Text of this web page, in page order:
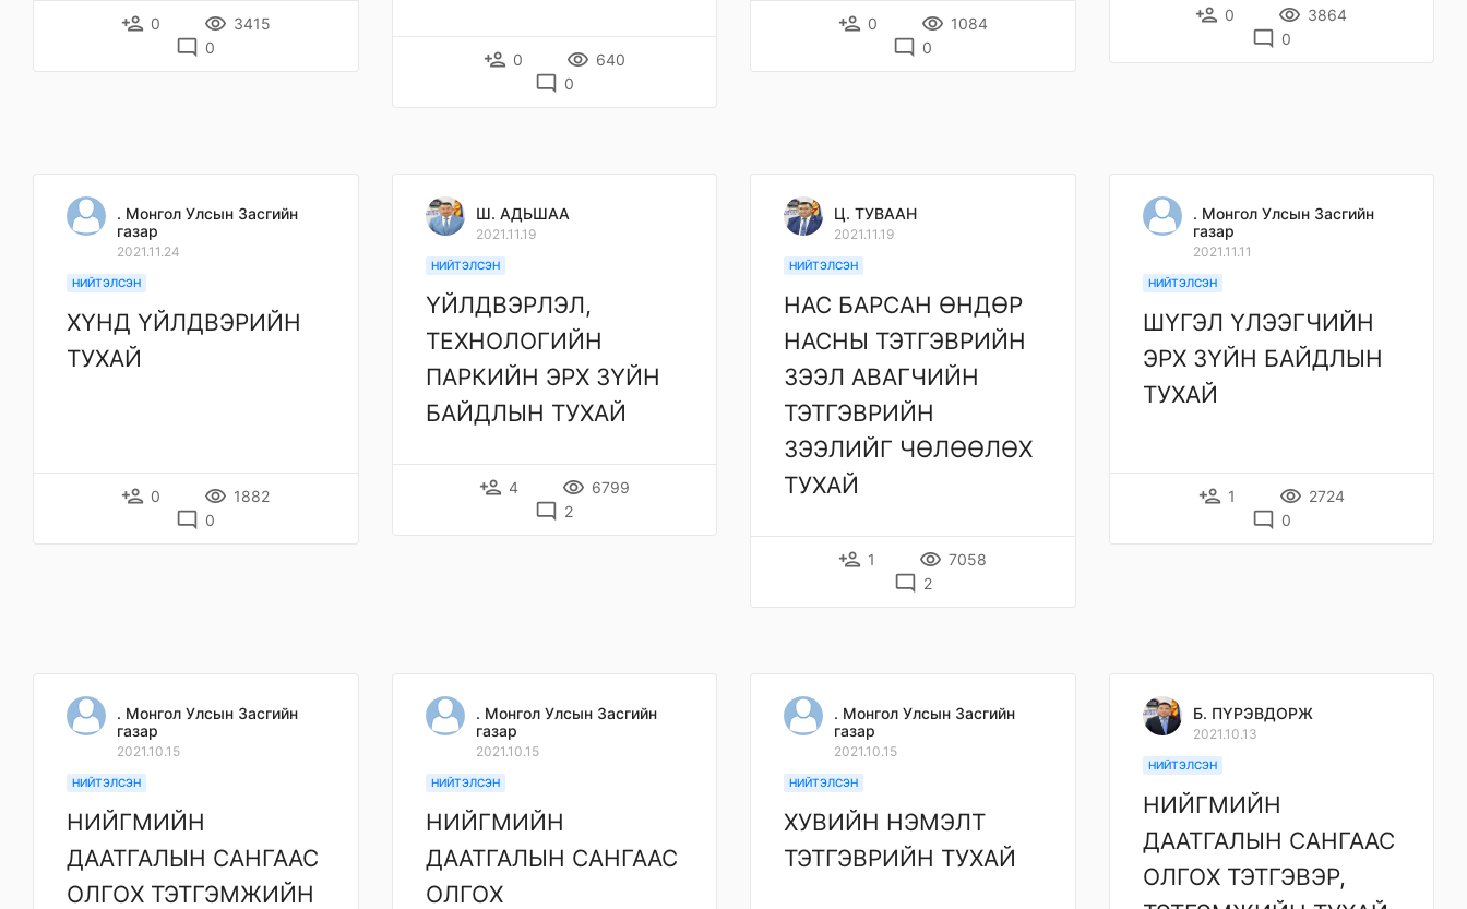
person_add 0 remove_red_eye 3415
mode_comment 0 person_add 0 remove_red_eye 640
mode_comment 0
person_add 0 remove_red_eye 1084
mode_comment 0
person_add 0 remove_red_eye 3864
mode_comment 0
. Монгол Улсын Засгийн
газар
2021.11.24
НИЙТЭЛСЭН
ХҮНД ҮЙЛДВЭРИЙН
ТУХАЙ
person_add 0 remove_red_eye 1882
mode_comment 0
Ш. АДЬШАА
2021.11.19
НИЙТЭЛСЭН
ҮЙЛДВЭРЛЭЛ,
ТЕХНОЛОГИЙН
ПАРКИЙН ЭРХ ЗҮЙН
БАЙДЛЫН ТУХАЙ
person_add 4 remove_red_eye 6799
mode_comment 2
Ц. ТУВААН
2021.11.19
НИЙТЭЛСЭН
НАС БАРСАН ӨНДӨР
НАСНЫ ТЭТГЭВРИЙН
ЗЭЭЛ АВАГЧИЙН
ТЭТГЭВРИЙН
ЗЭЭЛИЙГ ЧӨЛӨӨЛӨХ
ТУХАЙ
person_add 1 remove_red_eye 7058
mode_comment 2
. Монгол Улсын Засгийн
газар
2021.11.11
НИЙТЭЛСЭН
ШҮГЭЛ ҮЛЭЭГЧИЙН
ЭРХ ЗҮЙН БАЙДЛЫН
ТУХАЙ
person_add 1 remove_red_eye 2724
mode_comment 0
. Монгол Улсын Засгийн
газар
2021.10.15
НИЙТЭЛСЭН
НИЙГМИЙН
ДААТГАЛЫН САНГААС
ОЛГОХ ТЭТГЭМЖИЙН
. Монгол Улсын Засгийн
газар
2021.10.15
НИЙТЭЛСЭН
НИЙГМИЙН
ДААТГАЛЫН САНГААС
ОЛГОХ
. Монгол Улсын Засгийн
газар
2021.10.15
НИЙТЭЛСЭН
ХУВИЙН НЭМЭЛТ
ТЭТГЭВРИЙН ТУХАЙ
Б. ПҮРЭВДОРЖ
2021.10.13
НИЙТЭЛСЭН
НИЙГМИЙН
ДААТГАЛЫН САНГААС
ОЛГОХ ТЭТГЭВЭР,